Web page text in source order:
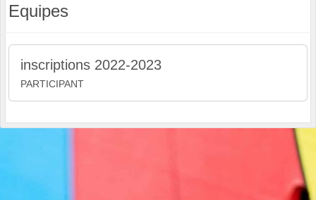
Equipes
inscriptions 2022-2023
PARTICIPANT